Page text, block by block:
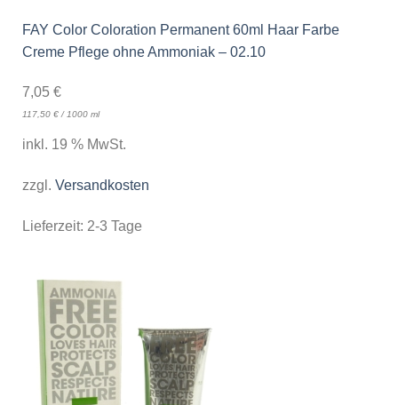
FAY Color Coloration Permanent 60ml Haar Farbe
Creme Pflege ohne Ammoniak – 02.10
7,05 €
117,50 €/1000 ml
inkl. 19 % MwSt.
zzgl. Versandkosten
Lieferzeit: 2-3 Tage